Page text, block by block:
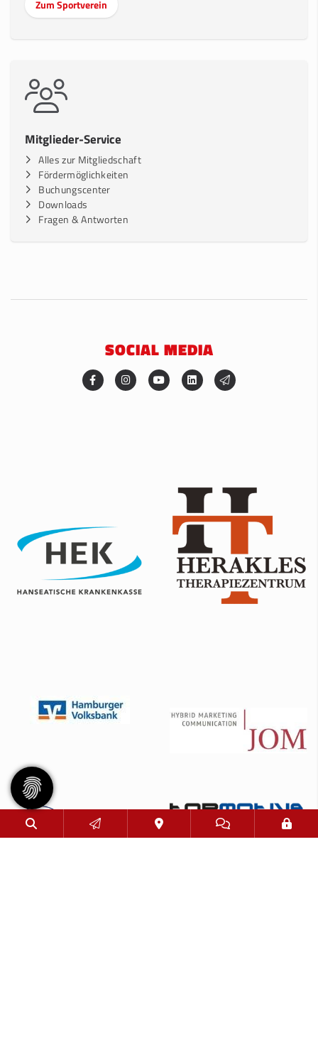
Zum Sportverein
Mitglieder-Service
Alles zur Mitgliedschaft
Fördermöglichkeiten
Buchungscenter
Downloads
Fragen & Antworten
SOCIAL MEDIA